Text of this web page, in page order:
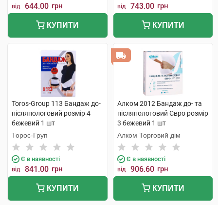
від 644.00 грн
КУПИТИ
від 743.00 грн
КУПИТИ
Toros-Group 113 Бандаж до-
післяпологовий розмір 4
бежевий 1 шт
Торос-Груп
Є в наявності
від 841.00 грн
КУПИТИ
Алком 2012 Бандаж до- та
післяпологовий Євро розмір
3 бежевий 1 шт
Алком Торговий дім
Є в наявності
від 906.60 грн
КУПИТИ